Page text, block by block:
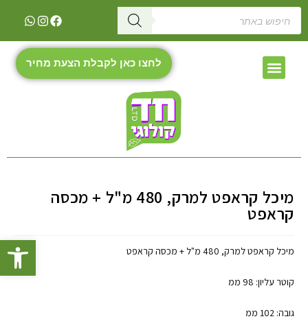
לחצו כאן לקבלת הצעת מחיר
מיכל קראפט למרק, 480 מ"ל + מכסה
קראפט
מיכל קראפט למרק, 480 מ"ל + מכסה קראפט
קוטר עליון: 98 ממ
גובה: 102 ממ